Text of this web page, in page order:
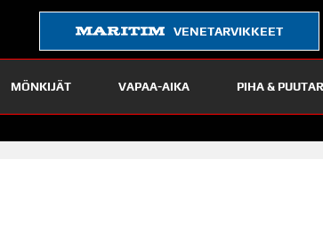
VENETARVIKKEET
MÖNKIJÄT VAPAA-AIKA PIHA &